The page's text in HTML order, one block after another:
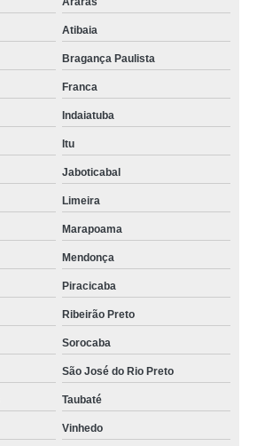
Atibaia
Bragança Paulista
Franca
Indaiatuba
Itu
Jaboticabal
Limeira
Marapoama
Mendonça
Piracicaba
Ribeirão Preto
Sorocaba
São José do Rio Preto
Taubaté
Vinhedo